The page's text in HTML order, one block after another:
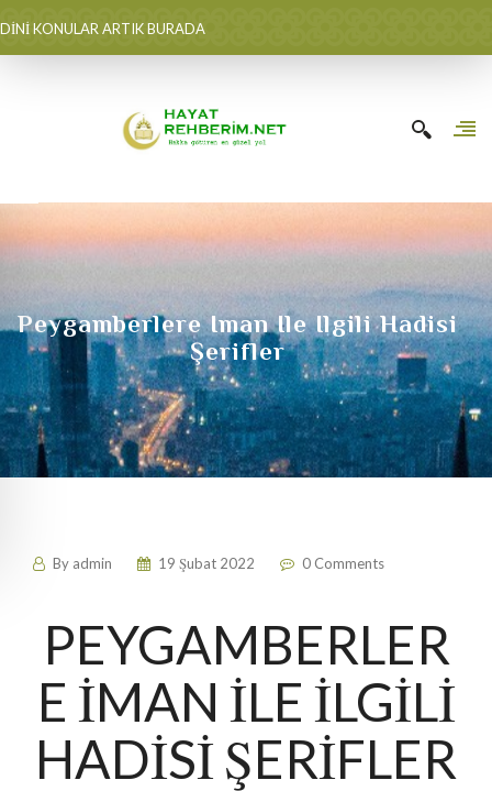
DİNİ KONULAR ARTIK BURADA
Peygamberlere Iman Ile Ilgili Hadisi
Şerifler
By admin 19 Şubat 2022 0 Comments
PEYGAMBERLER
E İMAN İLE İLGİLİ
HADİSİ ŞERİFLER